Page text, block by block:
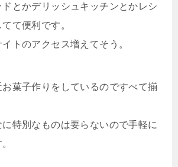
とかデリッシュキッチンとかレシ
て便利です。
トのアクセス増えてそう。
菓子作りをしているのですべて揃
特別なものは要らないので手軽に